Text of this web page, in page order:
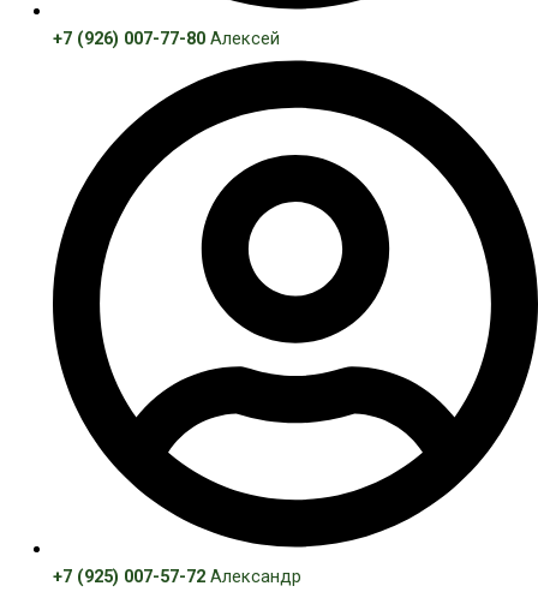
+7 (926) 007-77-80Алексей
+7 (925) 007-57-72Александр